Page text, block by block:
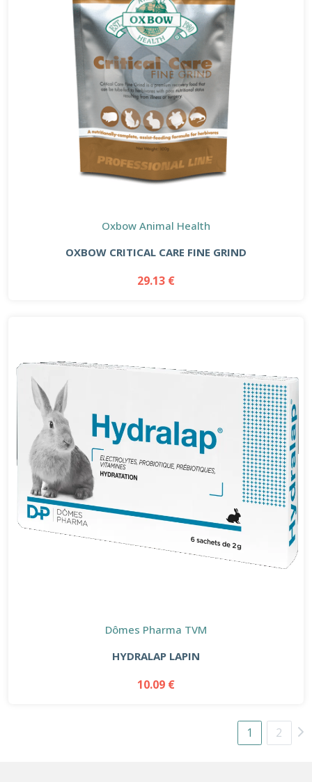
Oxbow Animal Health
OXBOW CRITICAL CARE FINE GRIND
29.13 €
Dômes Pharma TVM
HYDRALAP LAPIN
10.09 €
1 2